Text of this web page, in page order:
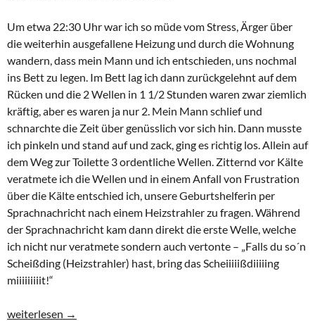
Um etwa 22:30 Uhr war ich so müde vom Stress, Ärger über
die weiterhin ausgefallene Heizung und durch die Wohnung
wandern, dass mein Mann und ich entschieden, uns nochmal
ins Bett zu legen. Im Bett lag ich dann zurückgelehnt auf dem
Rücken und die 2 Wellen in 1 1/2 Stunden waren zwar ziemlich
kräftig, aber es waren ja nur 2. Mein Mann schlief und
schnarchte die Zeit über genüsslich vor sich hin. Dann musste
ich pinkeln und stand auf und zack, ging es richtig los. Allein auf
dem Weg zur Toilette 3 ordentliche Wellen. Zitternd vor Kälte
veratmete ich die Wellen und in einem Anfall von Frustration
über die Kälte entschied ich, unsere Geburtshelferin per
Sprachnachricht nach einem Heizstrahler zu fragen. Während
der Sprachnachricht kam dann direkt die erste Welle, welche
ich nicht nur veratmete sondern auch vertonte – „Falls du so´n
Scheißding (Heizstrahler) hast, bring das Scheiiiiißdiiiiing
miiiiiiiiit!“
Wer hat denn ihre Tochter entbunden? „Äh, natürlich meine
weiterlesen →